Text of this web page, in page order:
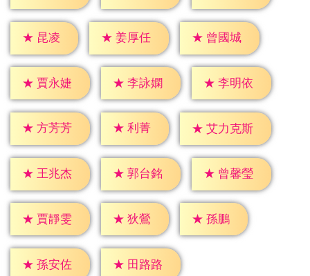
★ 昆凌 ★ 姜厚任 ★ 曾國城
★ 賈永婕 ★ 李詠嫻 ★ 李明依
★ 方芳芳 ★ 利菁 ★ 艾力克斯
★ 王兆杰 ★ 郭台銘 ★ 曾馨瑩
★ 賈靜雯 ★ 狄鶯 ★ 孫鵬
★ 孫安佐 ★ 田路路